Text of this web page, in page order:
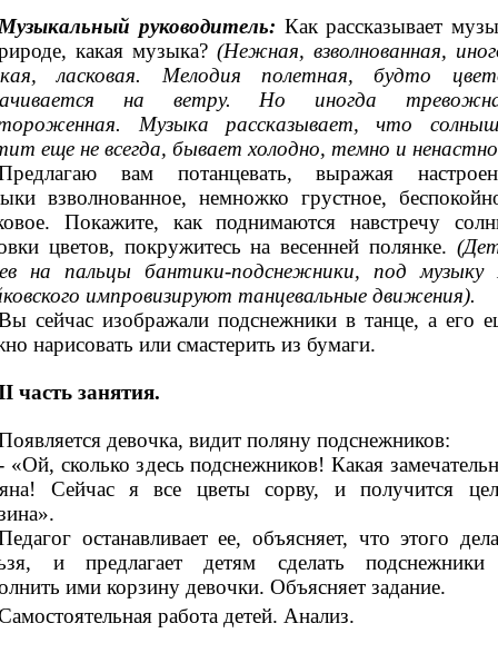
руководитель: Как рассказывает
какая музыка? (Нежная, взволнованная,
ласковая. Мелодия полетная, будто
на ветру. Но иногда
Музыка рассказывает, что
еще не всегда, бывает холодно, темно и
вам потанцевать, выражая
взволнованное, немножко грустное,
Покажите, как поднимаются навстречу
цветов, покружитесь на весенней полянке.
на пальцы бантики-подснежники, под музыку
импровизируют танцевальные движения).
сейчас изображали подснежники в танце, а его
нарисовать или смастерить из бумаги.
часть занятия.
девочка, видит поляну подснежников:
«Ой, сколько здесь подснежников! Какая
Сейчас я все цветы сорву, и получится
останавливает ее, объясняет, что этого
и предлагает детям сделать
ими корзину девочки. Объясняет задание.
работа детей. Анализ.